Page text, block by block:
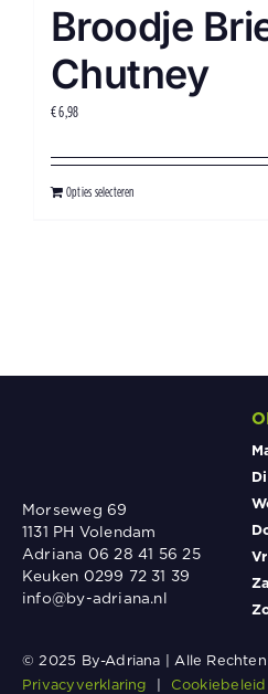
Broodje
Chutney
€6,98
Opties selecteren
Morseweg 69
1131 PH Volendam
Adriana 06 28 41 56 25
Keuken 0299 72 31 39
info@by-adriana.nl
© 2025 By-Adriana | Alle
Privacyverklaring | Cookiebeleid